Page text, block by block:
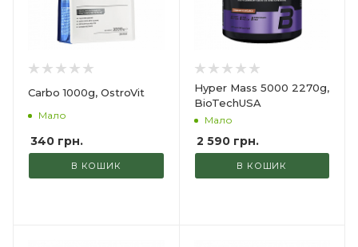
Carbo 1000g, OstroVit
Мало
340 грн.
В КОШИК
Hyper Mass 5000 2270g,
BioTechUSA
Мало
2 590грн.
В КОШИК